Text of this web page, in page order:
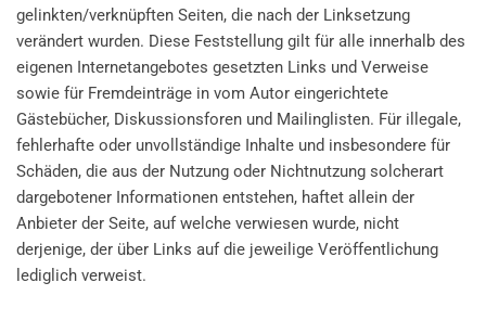
gelinkten/verknüpften Seiten, die nach der Linksetzung
verändert wurden. Diese Feststellung gilt für alle innerhalb des
eigenen Internetangebotes gesetzten Links und Verweise
sowie für Fremdeinträge in vom Autor eingerichtete
Gästebücher, Diskussionsforen und Mailinglisten. Für illegale,
fehlerhafte oder unvollständige Inhalte und insbesondere für
Schäden, die aus der Nutzung oder Nichtnutzung solcherart
dargebotener Informationen entstehen, haftet allein der
Anbieter der Seite, auf welche verwiesen wurde, nicht
derjenige, der über Links auf die jeweilige Veröffentlichung
lediglich verweist.